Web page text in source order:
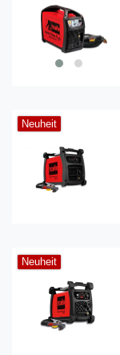
Neuheit
Neuheit